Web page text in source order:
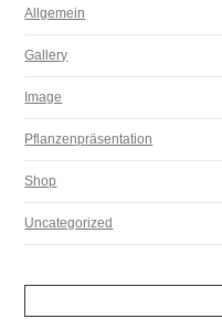
Allgemein
Gallery
Image
Pflanzenpräsentation
Shop
Uncategorized